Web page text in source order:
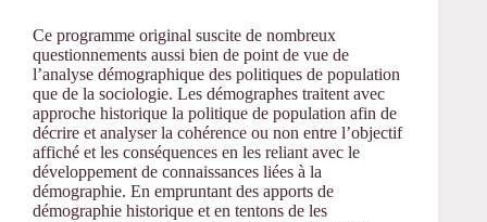
Ce programme original suscite de nombreux
questionnements aussi bien de point de vue de
l’analyse démographique des politiques de population
que de la sociologie. Les démographes traitent avec
approche historique la politique de population afin de
décrire et analyser la cohérence ou non entre l’objectif
affiché et les conséquences en les reliant avec le
développement de connaissances liées à la
démographie. En empruntant des apports de
démographie historique et en tentons de les